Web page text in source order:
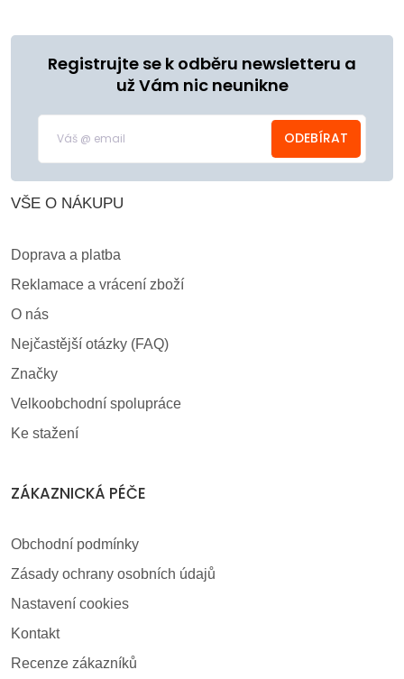
Registrujte se k odběru newsletteru a
už Vám nic neunikne
ODEBÍRAT
VŠE O NÁKUPU
Doprava a platba
Reklamace a vrácení zboží
O nás
Nejčastější otázky (FAQ)
Značky
Velkoobchodní spolupráce
Ke stažení
ZÁKAZNICKÁ PÉČE
Obchodní podmínky
Zásady ochrany osobních údajů
Nastavení cookies
Kontakt
Recenze zákazníků